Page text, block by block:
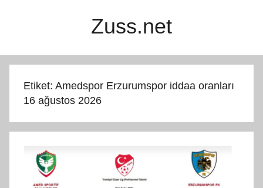
Zuss.net
Etiket: Amedspor Erzurumspor iddaa oranları
16 ağustos 2026